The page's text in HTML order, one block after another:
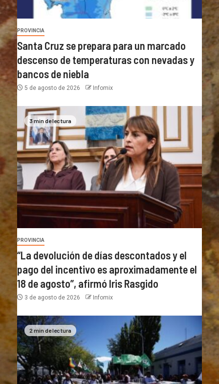
PROVINCIA
Santa Cruz se prepara para un marcado
descenso de temperaturas con nevadas y
bancos de niebla
5 de agosto de 2026 Infomix
3 min de lectura
PROVINCIA
“La devolución de días descontados y el
pago del incentivo es aproximadamente el
18 de agosto”, afirmó Iris Rasgido
3 de agosto de 2026 Infomix
2 min de lectura